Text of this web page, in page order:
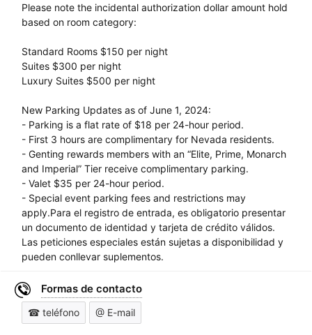
Please note the incidental authorization dollar amount hold
based on room category:
Standard Rooms $150 per night
Suites $300 per night
Luxury Suites $500 per night
New Parking Updates as of June 1, 2024:
- Parking is a flat rate of $18 per 24-hour period.
- First 3 hours are complimentary for Nevada residents.
- Genting rewards members with an “Elite, Prime, Monarch
and Imperial” Tier receive complimentary parking.
- Valet $35 per 24-hour period.
- Special event parking fees and restrictions may
apply.Para el registro de entrada, es obligatorio presentar
un documento de identidad y tarjeta de crédito válidos.
Las peticiones especiales están sujetas a disponibilidad y
pueden conllevar suplementos.
Formas de contacto
☎ teléfono @ E-mail